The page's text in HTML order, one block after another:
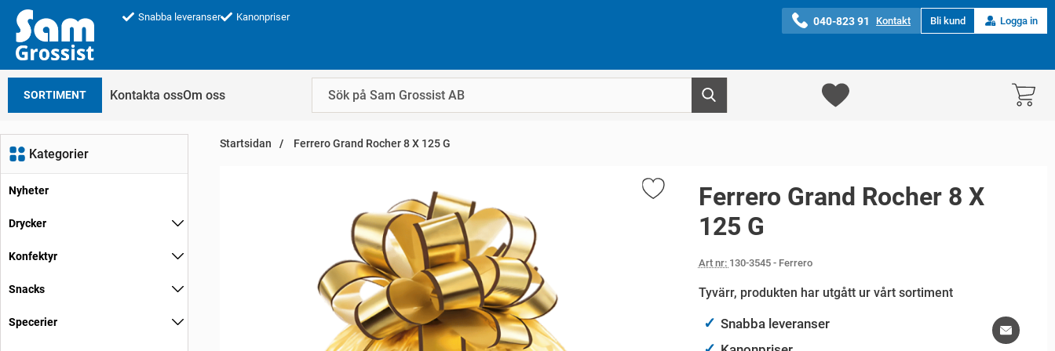
Snabba leveranser Kanonpriser 040-823 91 Kontakt Bli kund Logga in
SORTIMENT Kontakta ossOm oss
Kategorier
Nyheter
Drycker
Konfektyr
Snacks
Specerier
Startsidan Ferrero Grand Rocher 8 X 125 G
Ferrero Grand Rocher 8 X
125 G
Art nr: 130-3545- Ferrero
Tyvärr, produkten har utgått ur vårt sortiment
✓ Snabba leveranser